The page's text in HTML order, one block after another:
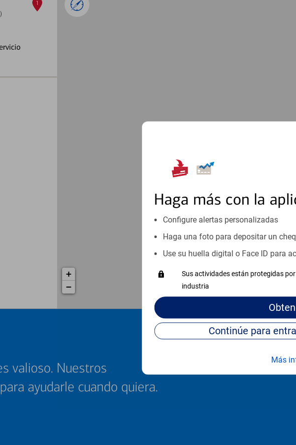
Haga más con la
Configure alertas personalizadas
Haga una foto para depositar un
Use su huella digital o Face ID para
Sus actividades están protegidas
industria
Más
1
+
−
valioso. Nuestros
ayudarle cuando quiera.